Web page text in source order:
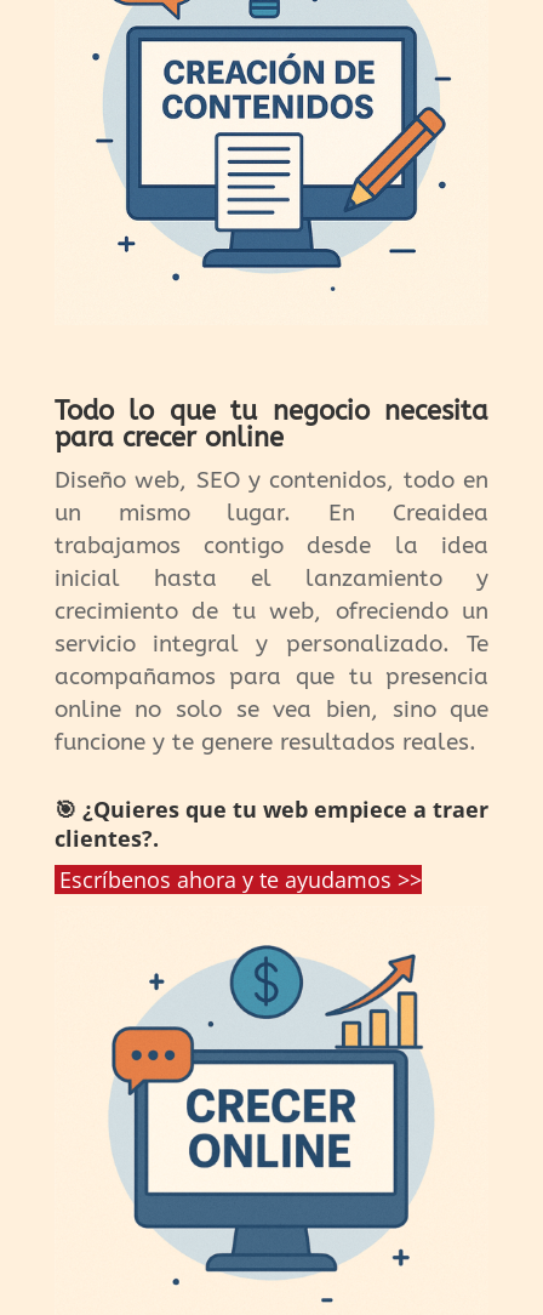
Todo lo que tu negocio necesita
para crecer online
Diseño web, SEO y contenidos, todo en
un mismo lugar. En Creaidea
trabajamos contigo desde la idea
inicial hasta el lanzamiento y
crecimiento de tu web, ofreciendo un
servicio integral y personalizado. Te
acompañamos para que tu presencia
online no solo se vea bien, sino que
funcione y te genere resultados reales.
🎯 ¿Quieres que tu web empiece a traer
clientes?.
Escríbenos ahora y te ayudamos >>